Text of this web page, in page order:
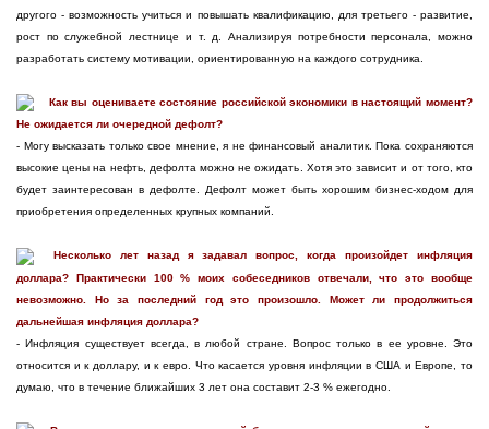
другого - возможность учиться и повышать квалификацию, для третьего - развитие,
рост по служебной лестнице и т. д. Анализируя потребности персонала, можно
разработать систему мотивации, ориентированную на каждого сотрудника.
Как вы оцениваете состояние российской экономики в настоящий момент?
Не ожидается ли очередной дефолт?
- Могу высказать только свое мнение, я не финансовый аналитик. Пока сохраняются
высокие цены на нефть, дефолта можно не ожидать. Хотя это зависит и от того, кто
будет заинтересован в дефолте. Дефолт может быть хорошим бизнес-ходом для
приобретения определенных крупных компаний.
Несколько лет назад я задавал вопрос, когда произойдет инфляция
доллара? Практически 100 % моих собеседников отвечали, что это вообще
невозможно. Но за последний год это произошло. Может ли продолжиться
дальнейшая инфляция доллара?
- Инфляция существует всегда, в любой стране. Вопрос только в ее уровне. Это
относится и к доллару, и к евро. Что касается уровня инфляции в США и Европе, то
думаю, что в течение ближайших 3 лет она составит 2-3 % ежегодно.